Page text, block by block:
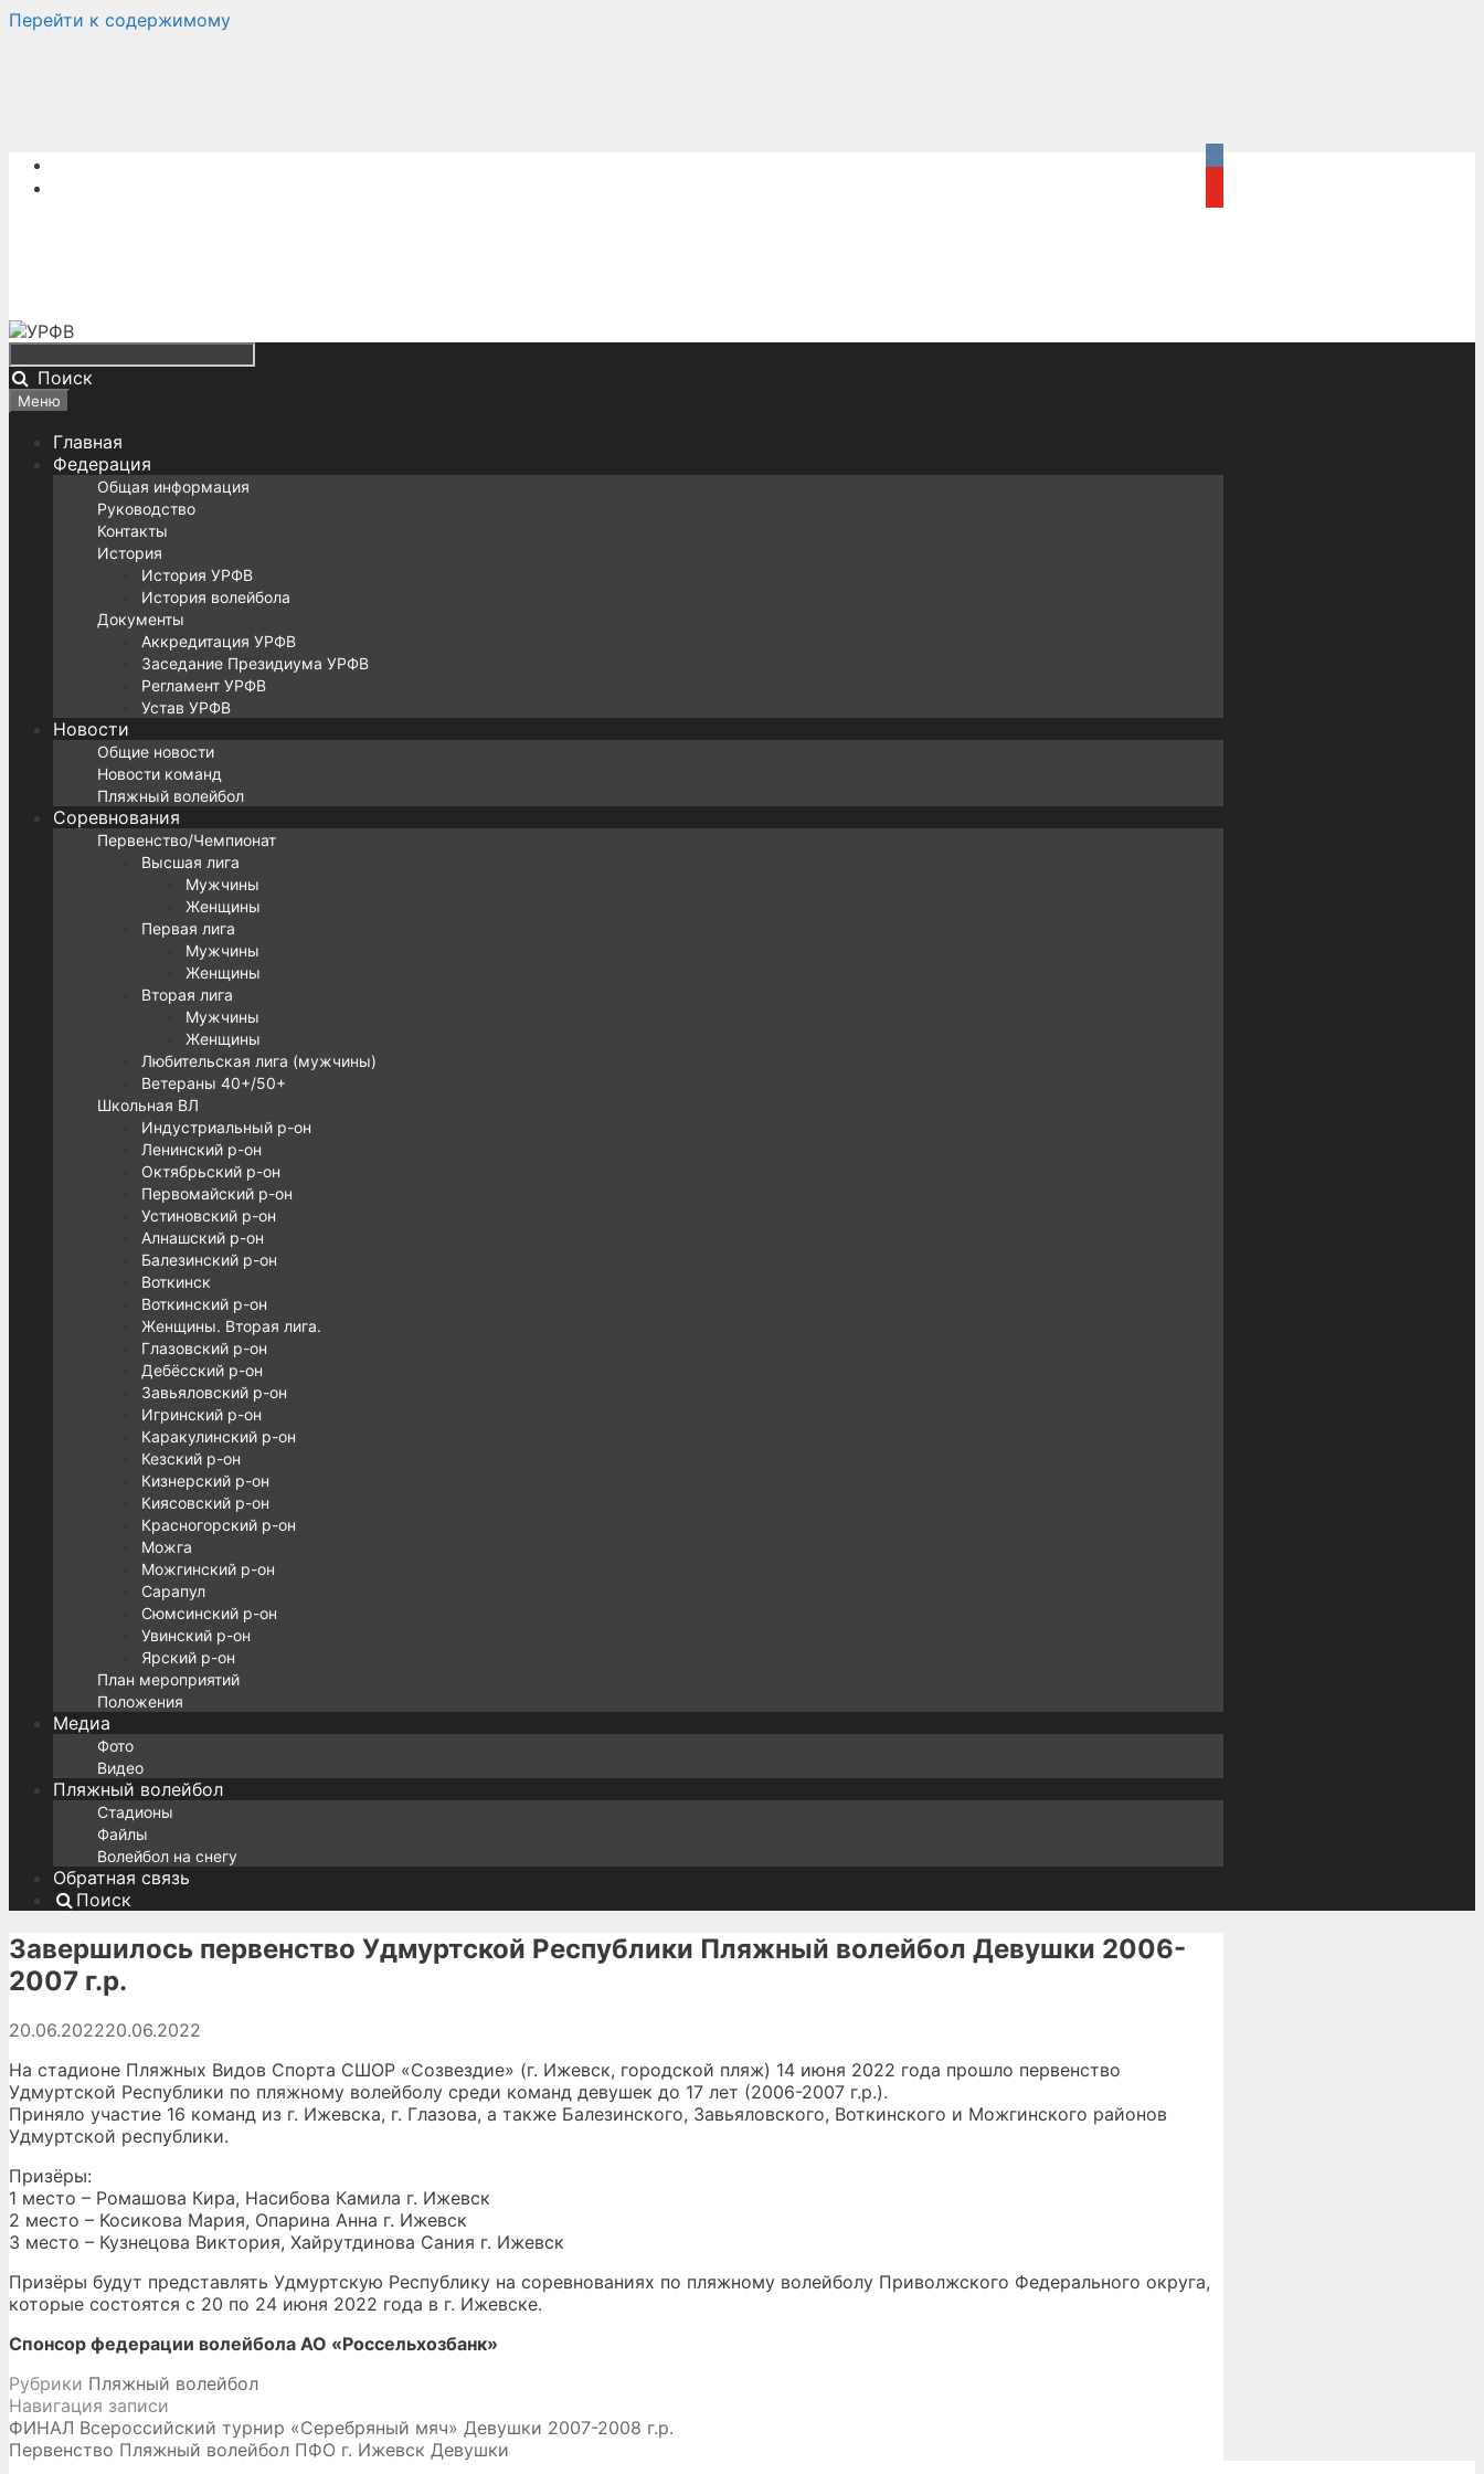
Перейти к содержимому
Поиск
Меню
Главная
Федерация
Общая информация
Руководство
Контакты
История
История УРФВ
История волейбола
Документы
Аккредитация УРФВ
Заседание Президиума УРФВ
Регламент УРФВ
Устав УРФВ
Новости
Общие новости
Новости команд
Пляжный волейбол
Соревнования
Первенство/Чемпионат
Высшая лига
Мужчины
Женщины
Первая лига
Мужчины
Женщины
Вторая лига
Мужчины
Женщины
Любительская лига (мужчины)
Ветераны 40+/50+
Школьная ВЛ
Индустриальный р-он
Ленинский р-он
Октябрьский р-он
Первомайский р-он
Устиновский р-он
Алнашский р-он
Балезинский р-он
Воткинск
Воткинский р-он
Женщины. Вторая лига.
Глазовский р-он
Дебёсский р-он
Завьяловский р-он
Игринский р-он
Каракулинский р-он
Кезский р-он
Кизнерский р-он
Киясовский р-он
Красногорский р-он
Можга
Можгинский р-он
Сарапул
Сюмсинский р-он
Увинский р-он
Ярский р-он
План мероприятий
Положения
Медиа
Фото
Видео
Пляжный волейбол
Стадионы
Файлы
Волейбол на снегу
Обратная связь
Поиск
Завершилось первенство Удмуртской Республики Пляжный волейбол Девушки 2006-
2007 г.р.
20.06.202220.06.2022
На стадионе Пляжных Видов Спорта СШОР «Созвездие» (г. Ижевск, городской пляж) 14 июня 2022 года прошло первенство
Удмуртской Республики по пляжному волейболу среди команд девушек до 17 лет (2006-2007 г.р.).
Приняло участие 16 команд из г. Ижевска, г. Глазова, а также Балезинского, Завьяловского, Воткинского и Можгинского районов
Удмуртской республики.
Призёры:
1 место – Ромашова Кира, Насибова Камила г. Ижевск
2 место – Косикова Мария, Опарина Анна г. Ижевск
3 место – Кузнецова Виктория, Хайрутдинова Сания г. Ижевск
Призёры будут представлять Удмуртскую Республику на соревнованиях по пляжному волейболу Приволжского Федерального округа,
которые состоятся с 20 по 24 июня 2022 года в г. Ижевске.
Спонсор федерации волейбола АО «Россельхозбанк»
Рубрики Пляжный волейбол
Навигация записи
ФИНАЛ Всероссийский турнир «Серебряный мяч» Девушки 2007-2008 г.р.
Первенство Пляжный волейбол ПФО г. Ижевск Девушки